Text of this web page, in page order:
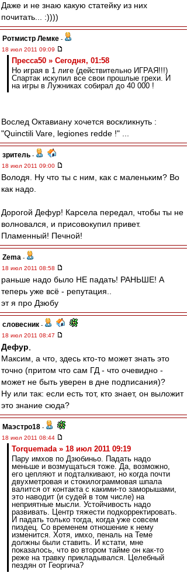
Даже и не знаю какую статейку из них
почитать... :))))
Ротмистр Лемке -
18 июл 2011 09:09
Пресса50 » Сегодня, 01:58
Но играя в 1 лиге (действительно ИГРАЯ!!!)
Спартак искупил все свои прошлые грехи. И
на игры в Лужниках собирал до 40 000 !
Вослед Октавиану хочется воскликнуть :
"Quinctili Vare, legiones redde !" ...
зpитель -
18 июл 2011 09:00
Володя. Ну что ты с ним, как с маленьким? Во
как надо.
Дорогой Дефур! Карсела передал, чтобы ты не
волновался, и присовокупил привет.
Пламенный! Печной!
Zema -
18 июл 2011 08:58
раньше надо было НЕ падать! РАНЬШЕ! А
теперь уже всё - репутация..
эт я про Дзюбу
словесник -
18 июл 2011 08:47
Дефур
Максим, а что, здесь кто-то может знать это
точно (притом что сам ГД - что очевидно -
может не быть уверен в дне подписания)?
Ну или так: если есть тот, кто знает, он выложит
это знание сюда?
Маэстро18 -
18 июл 2011 08:44
Torquemada » 18 июл 2011 09:19
Пару имхов по Дзюбиньо. Падать надо
меньше и возмущаться тоже. Да, возможно,
его цепляют и подталкивают, но когда почти
двухметровая и стокилограммовая шпала
валится от контакта с какими-то заморышами,
это наводит (и судей в том числе) на
неприятные мысли. Устойчивость надо
развивать. Центр тяжести подкорректировать.
И падать только тогда, когда уже совсем
пиздец. Со временем отношение к нему
изменится. Хотя, имхо, пеналь на Теме
должны были ставить. И кстати, мне
показалось, что во втором тайме он как-то
реже на травку прикладывался. Целебный
пездян от Георгича?